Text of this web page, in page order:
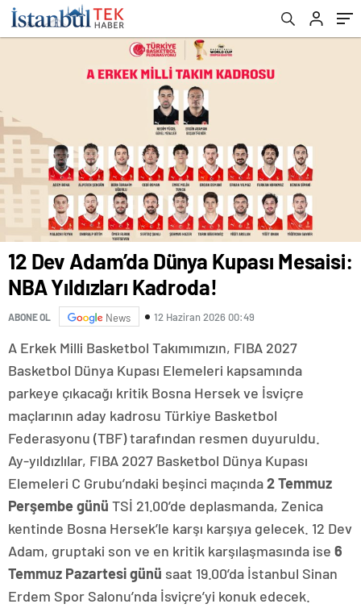
12 Dev Adam’da Dünya Kupası Mesaisi:
NBA Yıldızları Kadroda!
ABONE OL News 12 Haziran 2026 00:49
A Erkek Milli Basketbol Takımımızın, FIBA 2027
Basketbol Dünya Kupası Elemeleri kapsamında
parkeye çıkacağı kritik Bosna Hersek ve İsviçre
maçlarının aday kadrosu Türkiye Basketbol
Federasyonu (TBF) tarafından resmen duyuruldu.
Ay-yıldızlılar, FIBA 2027 Basketbol Dünya Kupası
Elemeleri C Grubu’ndaki beşinci maçında2 Temmuz
Perşembe günü TSİ 21.00’de deplasmanda, Zenica
kentinde Bosna Hersek’le karşı karşıya gelecek. 12 Dev
Adam, gruptaki son ve en kritik karşılaşmasında ise 6
Temmuz Pazartesi günü saat 19.00’da İstanbul Sinan
Erdem Spor Salonu’nda İsviçre’yi konuk edecek.